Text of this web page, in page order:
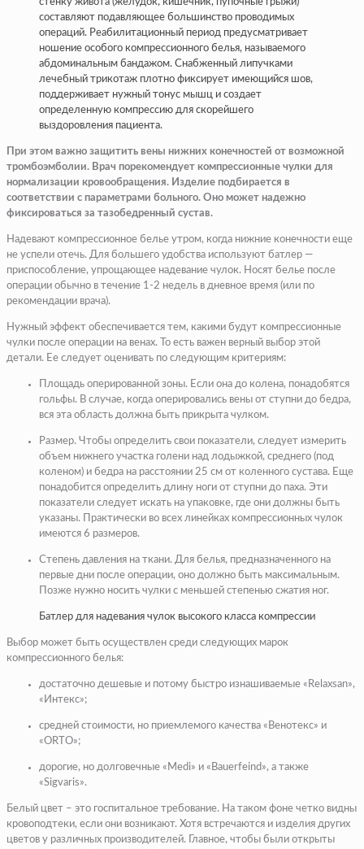
составляют подавляющее большинство проводимых
операций. Реабилитационный период предусматривает
ношение особого компрессионного белья, называемого
абдоминальным бандажом. Снабженный липучками
лечебный трикотаж плотно фиксирует имеющийся шов,
поддерживает нужный тонус мышц и создает
определенную компрессию для скорейшего
выздоровления пациента.
При этом важно защитить вены нижних конечностей от возможной
тромбоэмболии. Врач порекомендует компрессионные чулки для
нормализации кровообращения. Изделие подбирается в
соответствии с параметрами больного. Оно может надежно
фиксироваться за тазобедренный сустав.
Надевают компрессионное белье утром, когда нижние конечности еще
не успели отечь. Для большего удобства используют батлер —
приспособление, упрощающее надевание чулок. Носят белье после
операции обычно в течение 1-2 недель в дневное время (или по
рекомендации врача).
Нужный эффект обеспечивается тем, какими будут компрессионные
чулки после операции на венах. То есть важен верный выбор этой
детали. Ее следует оценивать по следующим критериям:
Площадь оперированной зоны. Если она до колена, понадобятся
гольфы. В случае, когда оперировались вены от ступни до бедра,
вся эта область должна быть прикрыта чулком.
Размер. Чтобы определить свои показатели, следует измерить
объем нижнего участка голени над лодыжкой, среднего (под
коленом) и бедра на расстоянии 25 см от коленного сустава. Еще
понадобится определить длину ноги от ступни до паха. Эти
показатели следует искать на упаковке, где они должны быть
указаны. Практически во всех линейках компрессионных чулок
имеются 6 размеров.
Степень давления на ткани. Для белья, предназначенного на
первые дни после операции, оно должно быть максимальным.
Позже нужно носить чулки с меньшей степенью сжатия ног.
Батлер для надевания чулок высокого класса компрессии
Выбор может быть осуществлен среди следующих марок
компрессионного белья:
достаточно дешевые и потому быстро изнашиваемые «Relaxsan»,
«Интекс»;
средней стоимости, но приемлемого качества «Венотекс» и
«ORTO»;
дорогие, но долговечные «Medi» и «Bauerfeind», а также
«Sigvaris».
Белый цвет – это госпитальное требование. На таком фоне четко видны
кровоподтеки, если они возникают. Хотя встречаются и изделия других
цветов у различных производителей. Главное, чтобы были открыты